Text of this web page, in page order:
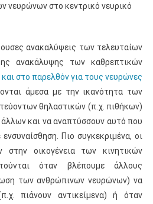
νευρώνων στο κεντρικό νευρικό
ανακαλύψεις των τελευταίων
ανακάλυψης των καθρεπτικών
στο παρελθόν για τους νευρώνες
άμεσα με την ικανότητα των
θηλαστικών (π.χ. πιθήκων)
και να αναπτύσσουν αυτό που
Πιο συγκεκριμένα, οι
στην οικογένεια των κινητικών
όταν βλέπουμε άλλους
των ανθρώπινων νευρώνων) να
πιάνουν αντικείμενα) ή όταν